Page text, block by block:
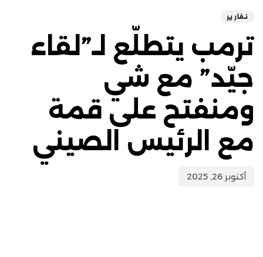
تقارير
ترمب يتطلّع لـ”لقاء
جيّد” مع شي
ومنفتح على قمة
مع الرئيس الصيني
أكتوبر 26, 2025